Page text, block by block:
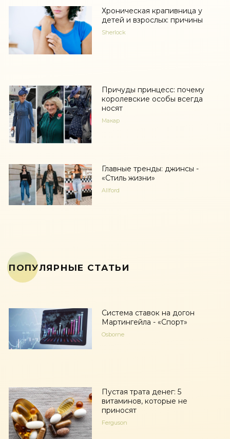
Хроническая крапивница у
детей и взрослых: причины
Sherlock
Причуды принцесс: почему
королевские особы всегда
носят
Макар
Главные тренды: джинсы -
«Стиль жизни»
Allford
ПОПУЛЯРНЫЕ СТАТЬИ
Система ставок на догон
Мартингейла - «Спорт»
Osborne
Пустая трата денег: 5
витаминов, которые не
приносят
Ferguson